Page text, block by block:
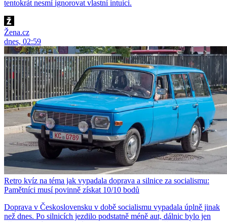
tentokrát nesmí ignorovat vlastní intuici.
Žena.cz
dnes, 02:59
Retro kvíz na téma jak vypadala doprava a silnice za socialismu:
Pamětníci musí povinně získat 10/10 bodů
Doprava v Československu v době socialismu vypadala úplně jinak
než dnes. Po silnicích jezdilo podstatně méně aut, dálnic bylo jen